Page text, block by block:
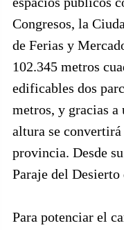
Congresos, la
de Ferias y
102.345 metros
edificables dos
metros, y gracias a
altura se
provincia. Desde
Paraje del Desierto
Para potenciar el